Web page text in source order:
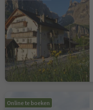
Online te boeken